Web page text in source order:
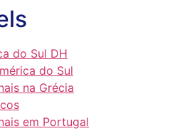
do Sul DH
do Sul
na Grécia
em Portugal